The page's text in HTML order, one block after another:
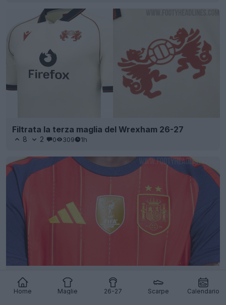
Home Maglie 26-27 Scarpe Calendario
Filtrata la terza maglia del Wrexham 26-27
8 2 0 309 1h
Adidas Spagna: lanciata l’edizione “World Cup
Winners 2 Star Maglia” per i Mondiali 2026 –
Disponibile dalla prossima settimana